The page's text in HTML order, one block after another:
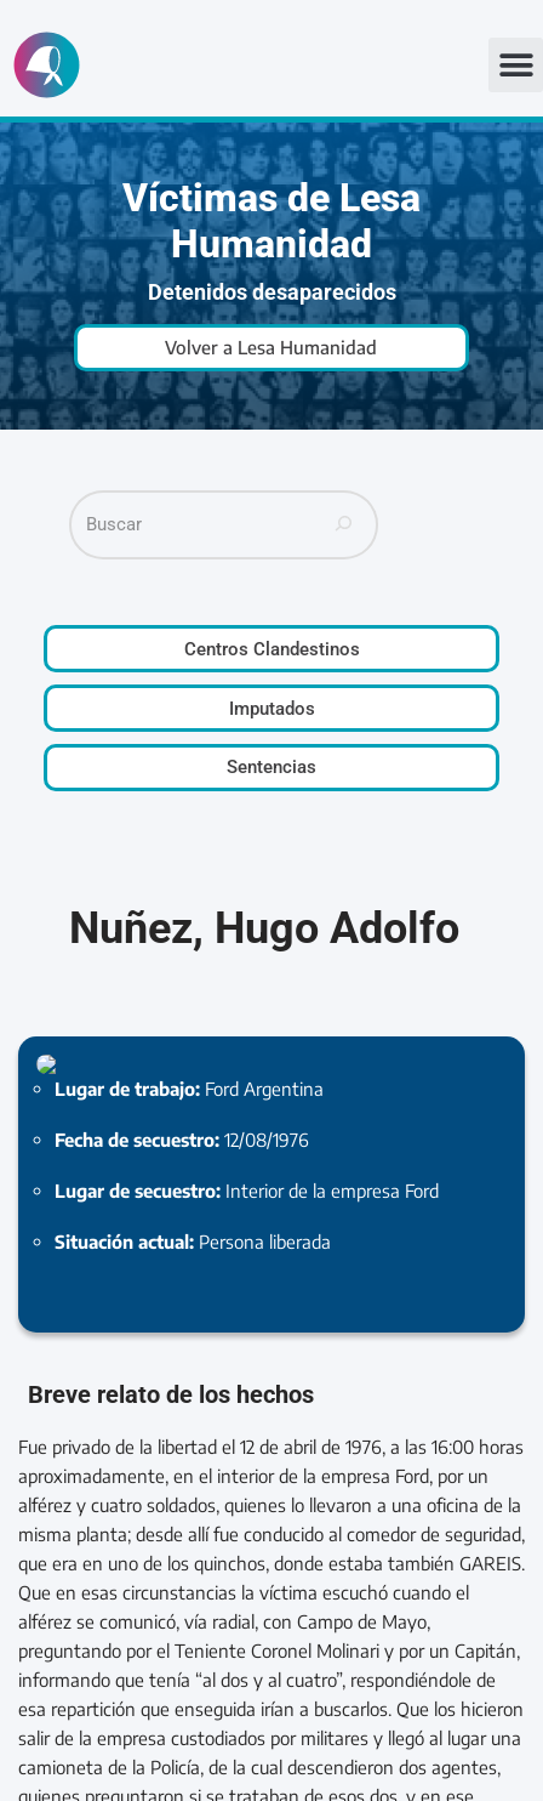
Ir
al
contenido
Víctimas de Lesa
Humanidad
Detenidos desaparecidos
Volver a Lesa Humanidad
Centros Clandestinos
Imputados
Sentencias
Nuñez, Hugo Adolfo
Lugar de trabajo: Ford Argentina
Fecha de secuestro: 12/08/1976
Lugar de secuestro: Interior de la empresa Ford
Situación actual: Persona liberada
Breve relato de los hechos
Fue privado de la libertad el 12 de abril de 1976, a las 16:00 horas
aproximadamente, en el interior de la empresa Ford, por un
alférez y cuatro soldados, quienes lo llevaron a una oficina de la
misma planta; desde allí fue conducido al comedor de seguridad,
que era en uno de los quinchos, donde estaba también GAREIS.
Que en esas circunstancias la víctima escuchó cuando el
alférez se comunicó, vía radial, con Campo de Mayo,
preguntando por el Teniente Coronel Molinari y por un Capitán,
informando que tenía “al dos y al cuatro”, respondiéndole de
esa repartición que enseguida irían a buscarlos. Que los hicieron
salir de la empresa custodiados por militares y llegó al lugar una
camioneta de la Policía, de la cual descendieron dos agentes,
quienes preguntaron si se trataban de esos dos, y en ese